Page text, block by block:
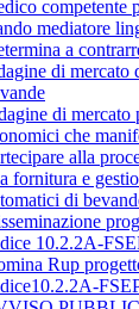
competente
mediatore
a
di
di mercato
che
alla
fornitura e
di
10.2.2A-
Rup